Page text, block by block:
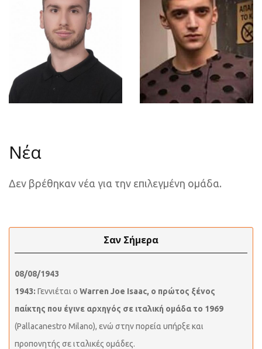
Νέα
Δεν βρέθηκαν νέα για την επιλεγμένη ομάδα.
Σαν Σήμερα
08/08/1943
1943: Γεννιέται ο Warren Joe Isaac, ο πρώτος ξένος
παίκτης που έγινε αρχηγός σε ιταλική ομάδα το 1969
(Pallacanestro Milano), ενώ στην πορεία υπήρξε και
προπονητής σε ιταλικές ομάδες.